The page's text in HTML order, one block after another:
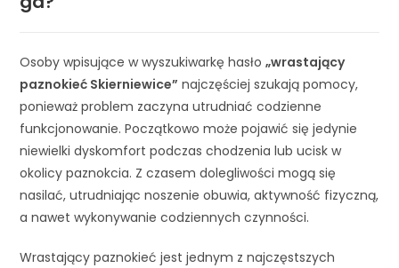
Osoby wpisujące w wyszukiwarkę hasło„wrastający
paznokieć Skierniewice” najczęściej szukają pomocy,
ponieważ problem zaczyna utrudniać codzienne
funkcjonowanie. Początkowo może pojawić się jedynie
niewielki dyskomfort podczas chodzenia lub ucisk w
okolicy paznokcia. Z czasem dolegliwości mogą się
nasilać, utrudniając noszenie obuwia, aktywność fizyczną,
a nawet wykonywanie codziennych czynności.
Wrastający paznokieć jest jednym z najczęstszych